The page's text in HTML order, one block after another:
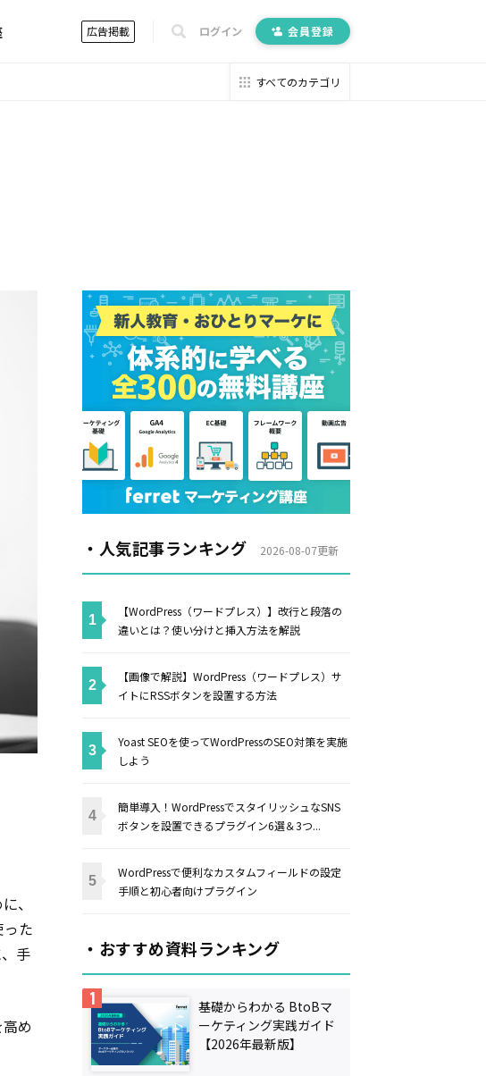
広告掲載 ログイン 会員登録
すべてのカテゴリ
、
た
手
め
・人気記事ランキング 2026-08-07更新
【WordPress（ワードプレス）】改行と段落の
違いとは？使い分けと挿入方法を解説
【画像で解説】WordPress（ワードプレス）サ
イトにRSSボタンを設置する方法
Yoast SEOを使ってWordPressのSEO対策を実施
しよう
簡単導入！WordPressでスタイリッシュなSNS
ボタンを設置できるプラグイン6選＆3つ...
WordPressで便利なカスタムフィールドの設定
手順と初心者向けプラグイン
・おすすめ資料ランキング
基礎からわかる BtoBマ
ーケティング実践ガイド
【2026年最新版】